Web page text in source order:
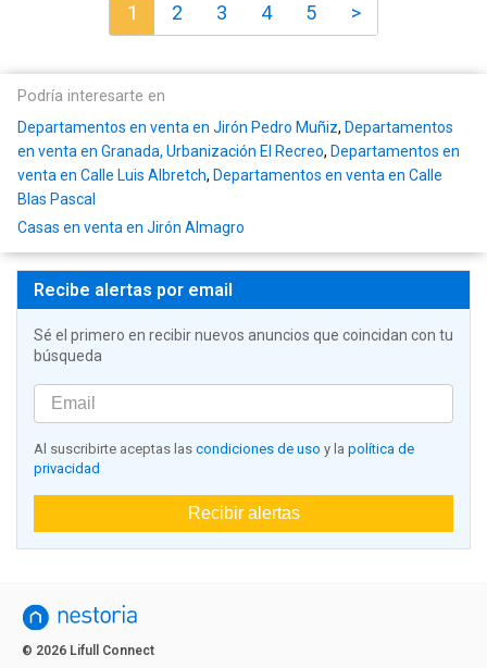
1 2 3 4 5 >
Podría interesarte en
Departamentos en venta en Jirón Pedro Muñiz, Departamentos
en venta en Granada, Urbanización El Recreo, Departamentos en
venta en Calle Luis Albretch, Departamentos en venta en Calle
Blas Pascal
Casas en venta en Jirón Almagro
Recibe alertas por email
Sé el primero en recibir nuevos anuncios que coincidan con tu
búsqueda
Al suscribirte aceptas las condiciones de uso y la política de
privacidad
Recibir alertas
© 2026 Lifull Connect